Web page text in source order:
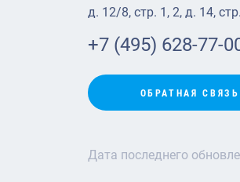
д. 12/8, стр. 1, 2, д. 14,
+7 (495) 628-77-
ОБРАТНАЯ СВЯЗЬ
Дата последнего